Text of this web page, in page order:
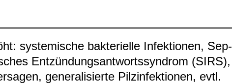
sys­te­mi­sche bak­te­ri­elle Infek­tio­nen, Sep­
Ent­zün­dungs­ant­worts­syn­drom (SIRS),
gene­ra­li­sierte Pilz­in­fek­tio­nen, evtl.